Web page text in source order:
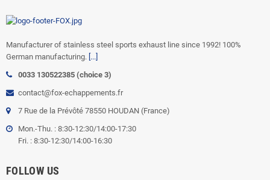
Manufacturer of stainless steel sports exhaust line since 1992! 100%
German manufacturing. [...]
0033 130522385 (choice 3)
contact@fox-echappements.fr
7 Rue de la Prévôté 78550 HOUDAN (France)
Mon.-Thu. : 8:30-12:30/14:00-17:30
Fri. : 8:30-12:30/14:00-16:30
FOLLOW US